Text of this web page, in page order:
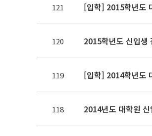
121 [입학] 2015학년도
120 2015학년도 신입생
119 [입학] 2014학년도
118 2014년도 대학원